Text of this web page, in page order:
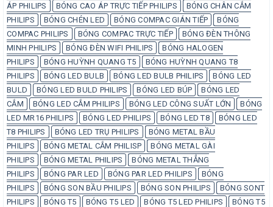
ÁP PHILIPS
BÓNG CAO ÁP TRỰC TIẾP PHILIPS
BÓNG CHÂN CẮM
PHILIPS
BÓNG CHÉN LED BÓNG COMPAC GIÁN TIẾP
BÓNG
COMPAC PHILIPS
BÓNG COMPAC TRỰC TIẾP
BÓNG ĐÈN THÔNG
MINH PHILIPS
BÓNG ĐÈN WIFI PHILIPS
BÓNG HALOGEN
PHILIPS
BÓNG HUỲNH QUANG T5
BÓNG HUỲNH QUANG T8
PHILIPS
BÓNG LED BULB BÓNG LED BULB PHILIPS
BÓNG LED
BULD
BÓNG LED BULD PHILIPS BÓNG LED BÚP
BÓNG LED
CẮM
BÓNG LED CẮM PHILIPS BÓNG LED CÔNG SUẤT LỚN
BÓNG
LED MR16 PHILIPS
BÓNG LED PHILIPS BÓNG LED T8
BÓNG LED
T8 PHILIPS
BÓNG LED TRỤ PHILIPS
BÓNG METAL BẦU
PHILIPS
BÓNG METAL CẮM PHILISP
BÓNG METAL GÀI
PHILIPS
BÓNG METAL PHILIPS
BÓNG METAL THẲNG
PHILIPS
BÓNG PAR LED BÓNG PAR LED PHILIPS
BÓNG
PHILIPS
BÓNG SON BẦU PHILIPS BÓNG SON PHILIPS
BÓNG SONT
PHILIPS
BÓNG T5 BÓNG T5 LED BÓNG T5 LED PHILIPS
BÓNG T5